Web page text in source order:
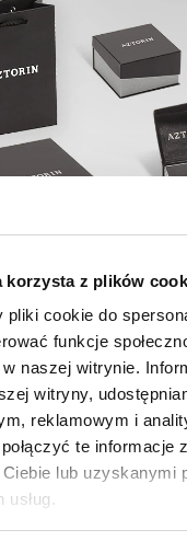
korzysta z plików
pliki cookie do
funkcje
naszej witrynie.
witryny,
reklamowym i
te informacje
lub uzyskanymi
usług.